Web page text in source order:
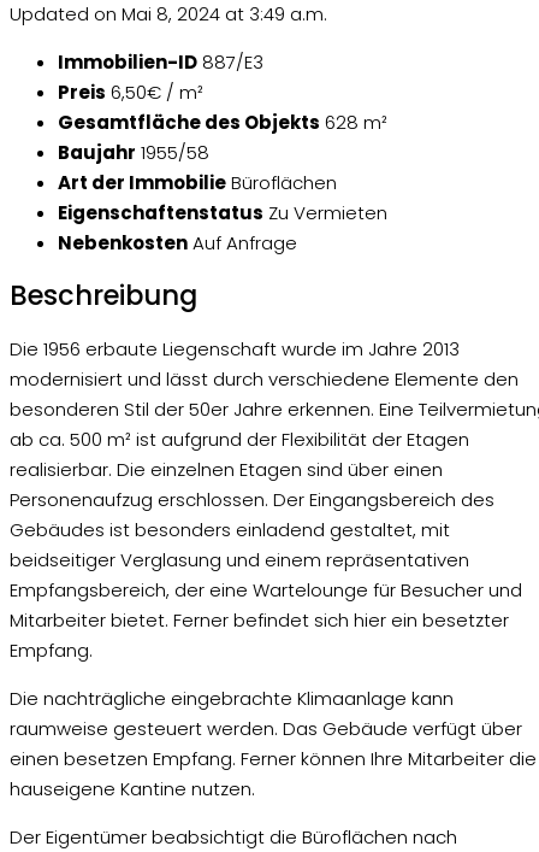
Updated on Mai 8, 2024 at 3:49 a.m.
Immobilien-ID 887/E3
Preis 6,50€ / m²
Gesamtfläche des Objekts 628 m²
Baujahr 1955/58
Art der ImmobilieBüroflächen
Eigenschaftenstatus Zu Vermieten
NebenkostenAuf Anfrage
Beschreibung
Die 1956 erbaute Liegenschaft wurde im Jahre 2013
modernisiert und lässt durch verschiedene Elemente den
besonderen Stil der 50er Jahre erkennen. Eine
ab ca. 500 m² ist aufgrund der Flexibilität der Etagen
realisierbar. Die einzelnen Etagen sind über einen
Personenaufzug erschlossen. Der Eingangsbereich des
Gebäudes ist besonders einladend gestaltet, mit
beidseitiger Verglasung und einem repräsentativen
Empfangsbereich, der eine Wartelounge für Besucher und
Mitarbeiter bietet. Ferner befindet sich hier ein besetzter
Empfang.
Die nachträgliche eingebrachte Klimaanlage kann
raumweise gesteuert werden. Das Gebäude verfügt über
einen besetzen Empfang. Ferner können Ihre Mitarbeiter die
hauseigene Kantine nutzen.
Der Eigentümer beabsichtigt die Büroflächen nach